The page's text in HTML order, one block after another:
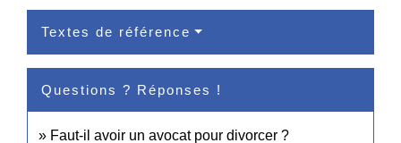
Textes de référence
Questions ? Réponses !
Faut-il avoir un avocat pour divorcer ?